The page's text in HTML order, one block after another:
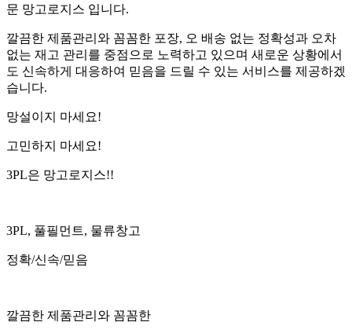
문 망고로지스 입니다.
깔끔한 제품관리와 꼼꼼한 포장, 오 배송 없는 정확성과 오차
없는 재고 관리를 중점으로 노력하고 있으며 새로운 상황에서
도 신속하게 대응하여 믿음을 드릴 수 있는 서비스를 제공하겠
습니다.
망설이지 마세요!
고민하지 마세요!
3PL은 망고로지스!!
3PL, 풀필먼트, 물류창고
정확/신속/믿음
깔끔한 제품관리와 꼼꼼한